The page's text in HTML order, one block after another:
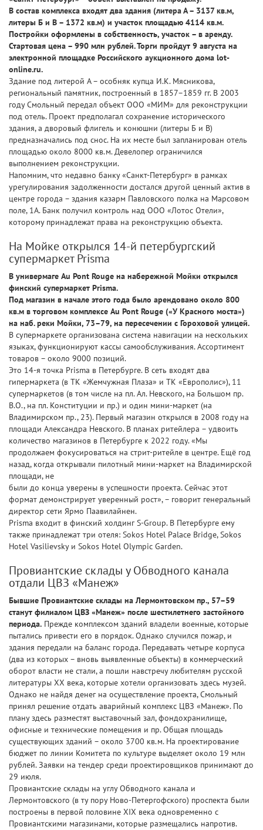
В состав комплекса входят два здания (литера А – 3137 кв.м,
литеры Б и В – 1372 кв.м) и участок площадью 4114 кв.м.
Постройки оформлены в собственность, участок – в аренду.
Стартовая цена – 990 млн рублей. Торги пройдут 9 августа на
электронной площадке Российского аукционного дома lot-
online.ru.
Здание под литерой А – особняк купца И.К. Мясникова,
региональный памятник, построенный в 1857–1859 гг. В 2003
году Смольный передал объект ООО «МИМ» для реконструкции
под отель. Проект предполагал сохранение исторического
здания, а дворовый флигель и конюшни (литеры Б и В)
предназначались под снос. На их месте был запланирован отель
площадью около 8000 кв.м. Девелопер ограничился
выполнением реконструкции.
Напомним, что недавно банку «Санкт-Петербург» в рамках
урегулирования задолженности достался другой ценный актив в
центре города – здания казарм Павловского полка на Марсовом
поле, 1А. Банк получил контроль над ООО «Лотос Отели»,
которому принадлежат права на реконструкцию объекта.
На Мойке открылся 14-й петербургский
супермаркет Prisma
В универмаге Au Pont Rouge на набережной Мойки открылся
финский супермаркет Prisma.
Под магазин в начале этого года было арендовано около 800
кв.м в торговом комплексе Au Pont Rouge («У Красного моста»)
на наб. реки Мойки, 73–79, на пересечении с Гороховой улицей.
В супермаркете организована система навигации на нескольких
языках, функционируют кассы самообслуживания. Ассортимент
товаров – около 9000 позиций.
Это 14-я точка Prisma в Петербурге. В сеть входят два
гипермаркета (в ТК «Жемчужная Плаза» и ТК «Европолис»), 11
супермаркетов (в том числе на пл. Ал. Невского, на Большом пр.
В.О., на пл. Конституции и пр.) и один мини-маркет (на
Владимирском пр., 23). Первый магазин открылся в 2008 году на
площади Александра Невского. В планах ритейлера – удвоить
количество магазинов в Петербурге к 2022 году. «Мы
продолжаем фокусироваться на стрит-ритейле в центре. Ещё год
назад, когда открывали пилотный мини-маркет на Владимирской
площади, не
были до конца уверены в успешности проекта. Сейчас этот
формат демонстрирует уверенный рост», – говорит генеральный
директор сети Ярмо Паавилайнен.
Prisma входит в финский холдинг S-Group. В Петербурге ему
также принадлежат три отеля: Sokos Hotel Palace Bridge, Sokos
Hotel Vasilievsky и Sokos Hotel Olympic Garden.
Провиантские склады у Обводного канала
отдали ЦВЗ «Манеж»
Бывшие Провиантские склады на Лермонтовском пр., 57–59
станут филиалом ЦВЗ «Манеж» после шестилетнего застойного
периода. Прежде комплексом зданий владели военные, которые
пытались привести его в порядок. Однако случился пожар, и
здания передали на баланс города. Передавать четыре корпуса
(два из которых – вновь выявленные объекты) в коммерческий
оборот власти не стали, а пошли навстречу любителям русской
литературы XX века, которые хотели организовать здесь музей.
Однако не найдя денег на осуществление проекта, Смольный
принял решение отдать аварийный комплекс ЦВЗ «Манеж». По
плану здесь разместят выставочный зал, фондохранилище,
офисные и технические помещения и пр. Общая площадь
существующих зданий – около 3700 кв.м. На проектирование
бюджет по линии Комитета по культуре выделяет около 19 млн
рублей. Заявки на тендер среди проектировщиков принимают до
29 июля.
Провиантские склады на углу Обводного канала и
Лермонтовского (в ту пору Ново-Петергофского) проспекта были
построены в первой половине XIX века одновременно с
Провиантскими магазинами, которые размещались напротив.